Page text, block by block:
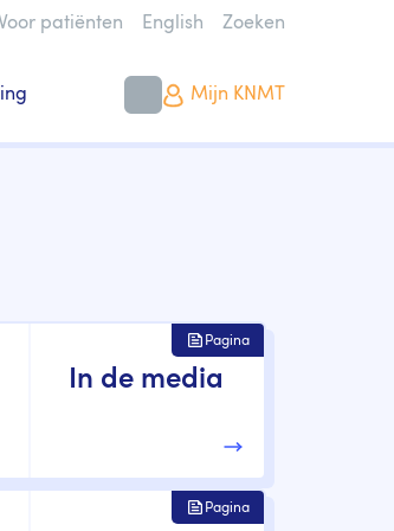
Voor patiënten English
Zoeken
Mijn KNMT
In de media
Pagina
Pagina